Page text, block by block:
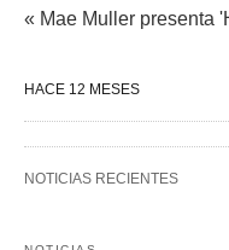
« Mae Muller presenta
HACE 12 MESES
NOTICIAS RECIENTES